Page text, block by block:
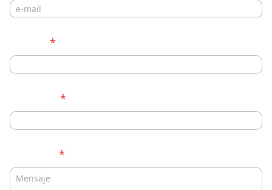
*
*
*
*